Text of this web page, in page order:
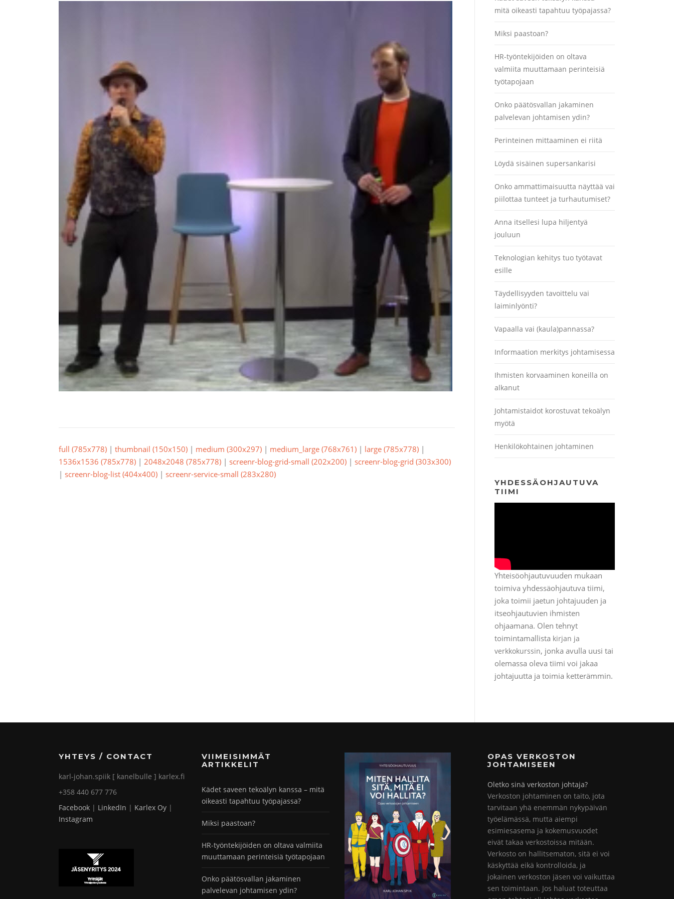
full (785x778) | thumbnail (150x150) | medium (300x297) | medium_large (768x761) | large (785x778) |
1536x1536 (785x778) | 2048x2048 (785x778) | screenr-blog-grid-small (202x200) | screenr-blog-grid (303x300)
| screenr-blog-list (404x400) | screenr-service-small (283x280)
mitä oikeasti tapahtuu työpajassa?
Miksi paastoan?
HR-työntekijöiden on oltava
valmiita muuttamaan perinteisiä
työtapojaan
Onko päätösvallan jakaminen
palvelevan johtamisen ydin?
Perinteinen mittaaminen ei riitä
Löydä sisäinen supersankarisi
Onko ammattimaisuutta näyttää vai
piilottaa tunteet ja turhautumiset?
Anna itsellesi lupa hiljentyä
jouluun
Teknologian kehitys tuo työtavat
esille
Täydellisyyden tavoittelu vai
laiminlyönti?
Vapaalla vai (kaula)pannassa?
Informaation merkitys johtamisessa
Ihmisten korvaaminen koneilla on
alkanut
Johtamistaidot korostuvat tekoälyn
myötä
Henkilökohtainen johtaminen
YHDESSÄOHJAUTUVA
TIIMI
Yhteisöohjautuvuuden mukaan
toimiva yhdessäohjautuva tiimi,
joka toimii jaetun johtajuuden ja
itseohjautuvien ihmisten
ohjaamana. Olen tehnyt
toimintamallista kirjan ja
verkkokurssin, jonka avulla uusi tai
olemassa oleva tiimi voi jakaa
johtajuutta ja toimia ketterämmin.
YHTEYS / CONTACT
karl-johan.spiik [ kanelbulle ] karlex.fi
+358 440 677 776
Facebook | LinkedIn | Karlex Oy |
Instagram
VIIMEISIMMÄT
ARTIKKELIT
Kädet saveen tekoälyn kanssa – mitä
oikeasti tapahtuu työpajassa?
Miksi paastoan?
HR-työntekijöiden on oltava valmiita
muuttamaan perinteisiä työtapojaan
Onko päätösvallan jakaminen
palvelevan johtamisen ydin?
OPAS VERKOSTON
JOHTAMISEEN
Oletko sinä verkoston johtaja?
Verkoston johtaminen on taito, jota
tarvitaan yhä enemmän nykypäivän
työelämässä, mutta aiempi
esimiesasema ja kokemusvuodet
eivät takaa verkostoissa mitään.
Verkosto on hallitsematon, sitä ei voi
käskyttää eikä kontrolloida, ja
jokainen verkoston jäsen voi vaikuttaa
sen toimintaan. Jos haluat toteuttaa